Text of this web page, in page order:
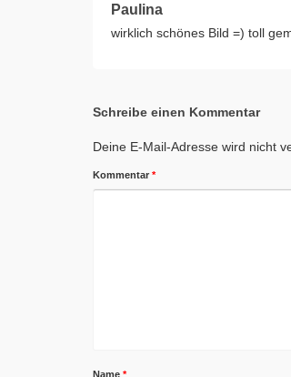
Paulina
wirklich schönes Bild =) toll
Schreibe einen Kommentar
Deine E-Mail-Adresse wird nicht
Kommentar *
Name *